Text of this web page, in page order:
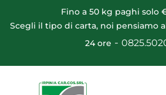
Fino a 50 kg paghi solo
Scegli il tipo di carta, noi pensiamo
24 ore -